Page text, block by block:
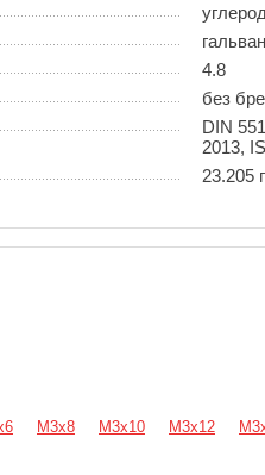
4.8
без
DIN
2013,
23.205 г
М3х8 М3х10 М3х12